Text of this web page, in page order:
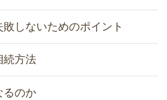
しないためのポイント
続方法
るのか